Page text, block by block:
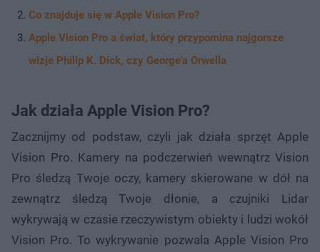
Co znajduje się w Apple Vision Pro?
Apple Vision Pro a świat, który przypomina najgorsze
wizje Philip K. Dick, czy George'a Orwella
Jak działa Apple Vision Pro?
Zacznijmy od podstaw, czyli jak działa sprzęt Apple
Vision Pro. Kamery na podczerwień wewnątrz Vision
Pro śledzą Twoje oczy, kamery skierowane w dół na
zewnątrz śledzą Twoje dłonie, a czujniki Lidar
wykrywają w czasie rzeczywistym obiekty i ludzi wokół
Vision Pro. To wykrywanie pozwala Apple Vision Pro